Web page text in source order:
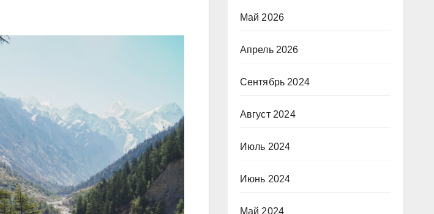
Май 2026
Апрель 2026
Сентябрь 2024
Август 2024
Июль 2024
Июнь 2024
Май 2024